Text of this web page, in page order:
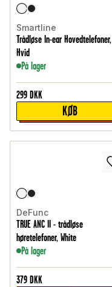
Smartline
Trådløse In-ear Hovedtelefoner,
Hvid
På lager
299 DKK
KØB
DeFunc
TRUE ANC II - trådløse
høretelefoner, White
På lager
379 DKK